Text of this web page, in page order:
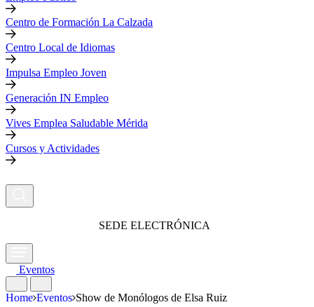
Centro de Formación La Calzada
Centro Local de Idiomas
Impulsa Empleo Joven
Generación IN Empleo
Vives Emplea Saludable Mérida
Cursos y Actividades
SEDE ELECTRÓNICA
Eventos
Home Eventos Show de Monólogos de Elsa Ruiz